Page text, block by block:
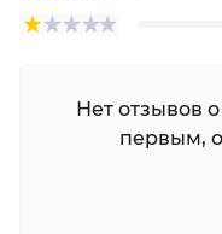
Нет отзывов
первым,